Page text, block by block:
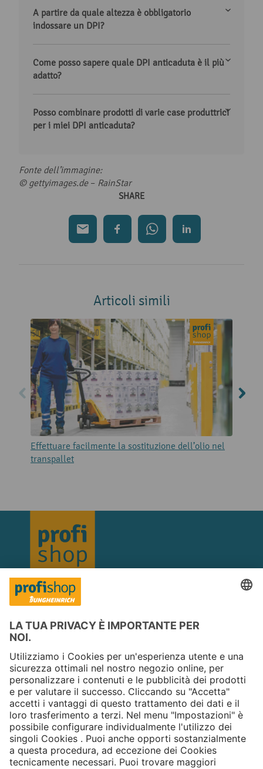
A partire da quale altezza è obbligatorio
indossare un DPI?
Come posso sapere quale DPI anticaduta è il più
adatto?
Posso combinare prodotti di varie case produttrici
per i miei DPI anticaduta?
Fonte dell’immagine:
© gettyimages.de– RainStar
SHARE
Articoli simili
Effettuare facilmente la sostituzione dell’olio nel
transpallet
Copyright © 2026 Jungheinrich PROFISHOP
Newsletter
Iscriviti →